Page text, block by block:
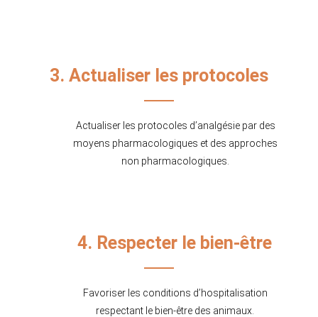
3. Actualiser les protocoles
Actualiser les protocoles d’analgésie par des
moyens pharmacologiques et des approches
non pharmacologiques.
4. Respecter le bien-être
Favoriser les conditions d’hospitalisation
respectant le bien-être des animaux.